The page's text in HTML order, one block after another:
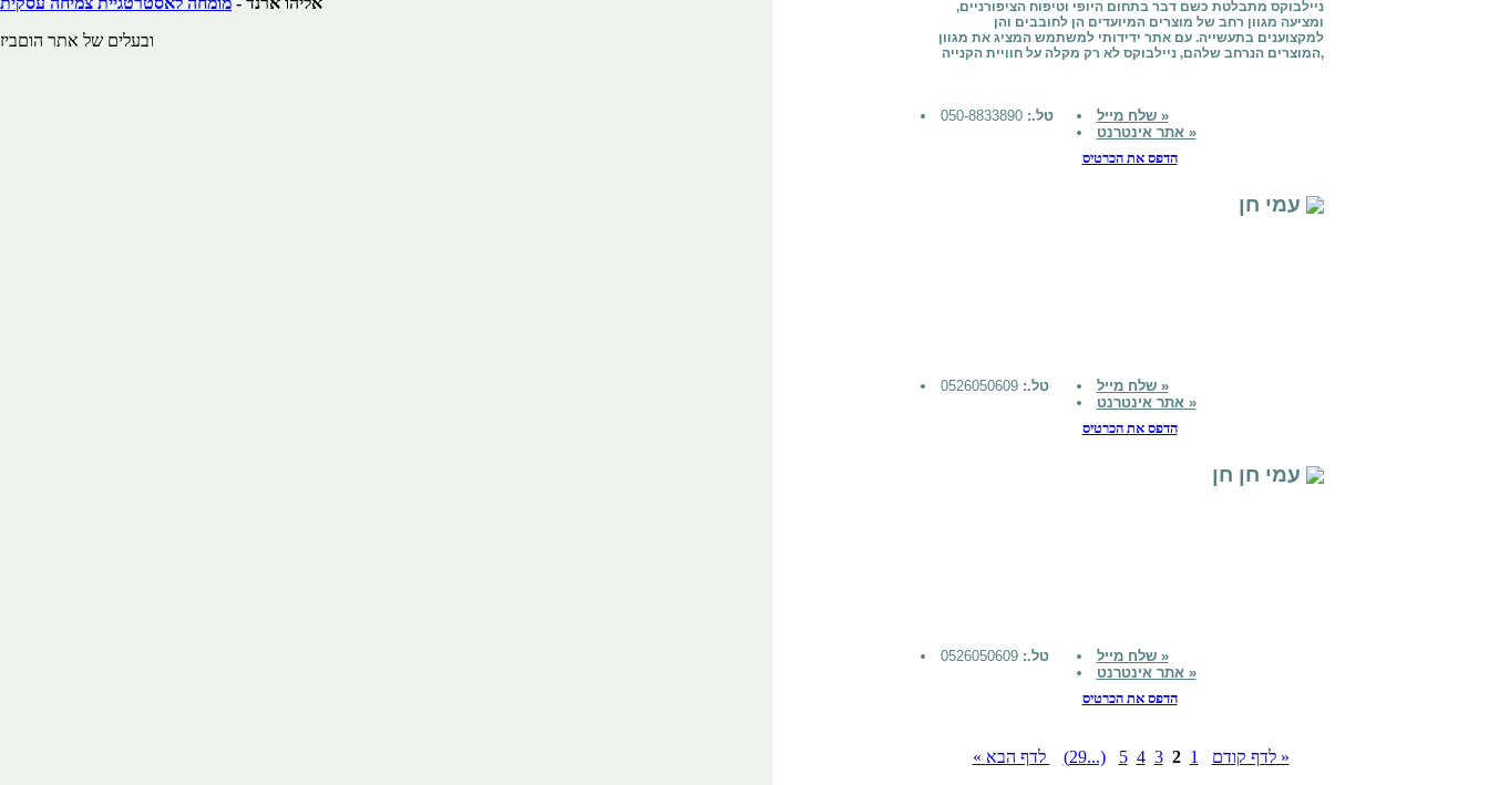
ובעלים של אתר הוםביז
ניילבוקס מתבלטת כשם דבר בתחום היופי וטיפוח הציפורניים,
ומציעה מגוון רחב של מוצרים המיועדים הן לחובבים והן
למקצוענים בתעשייה. עם אתר ידידותי למשתמש המציג את מגוון
המוצרים הנרחב שלהם, ניילבוקס לא רק מקלה על חוויית הקנייה,
טל.: 050-8833890
שלח מייל »
אתר אינטרנט »
הדפס את הכרטיס
טל.: 0526050609
שלח מייל »
אתר אינטרנט »
הדפס את הכרטיס
טל.: 0526050609
שלח מייל »
אתר אינטרנט »
הדפס את הכרטיס
« לדף קודם 1
2
3
4
5
(...29) לדף הבא »